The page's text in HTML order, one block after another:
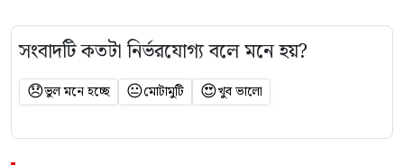
সংবাদটি কতটা নির্ভরযোগ্য বলে মনে হয়?
😞ভুল মনে হচ্ছে 😐মোটামুটি 😍খুব ভালো